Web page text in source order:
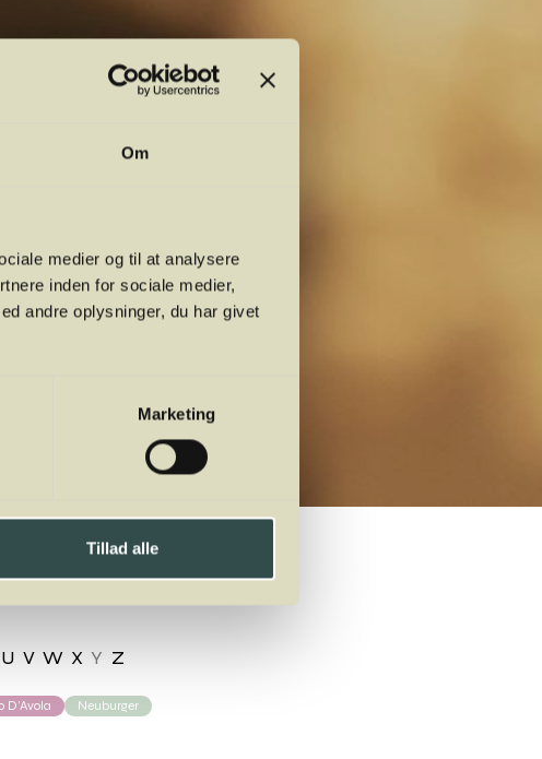
Om
medier og til at analysere
inden for sociale medier,
andre oplysninger, du har givet
Marketing
Tillad alle
U V W X Y Z
D’Avola Neuburger